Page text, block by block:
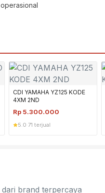
CDI YAMAHA YZ125 KODE
4XM 2ND
Rp 5.300.000
5.0 71 terjual
brand terpercaya